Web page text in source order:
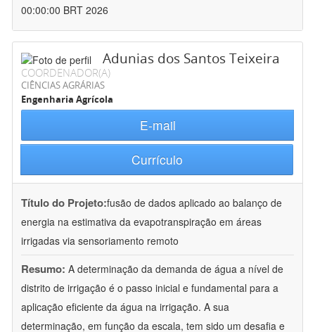
00:00:00 BRT 2026
Adunias dos Santos Teixeira
COORDENADOR(A)
CIÊNCIAS AGRÁRIAS
Engenharia Agrícola
E-mail
Currículo
Título do Projeto:fusão de dados aplicado ao balanço de
energia na estimativa da evapotranspiração em áreas
irrigadas via sensoriamento remoto
Resumo: A determinação da demanda de água a nível de
distrito de irrigação é o passo inicial e fundamental para a
aplicação eficiente da água na irrigação. A sua
determinação, em função da escala, tem sido um desafia e